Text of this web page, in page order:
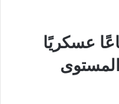
عسكريًا
المستوى